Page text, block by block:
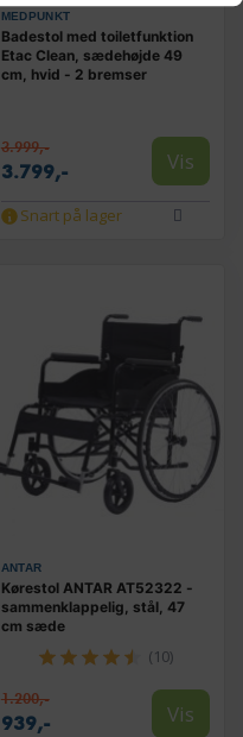
MEDPUNKT
Badestol med toiletfunktion
Etac Clean, sædehøjde 49
cm, hvid - 2 bremser
3.999,-
3.799,- Vis
Snart på lager
ANTAR
Kørestol ANTAR AT52322 -
sammenklappelig, stål, 47
cm sæde
(10)
1.200,-
939,- Vis